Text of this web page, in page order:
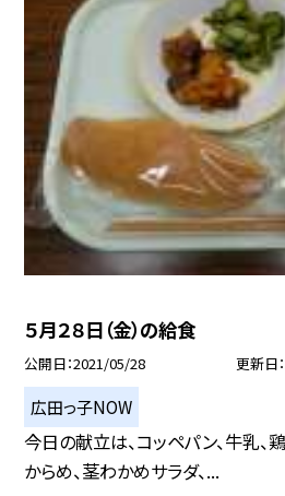
５月２８日（金）の給食
公開日 2021/05/28 更新日
広田っ子NOW
今日の献立は、コッペパン、牛乳、
からめ、茎わかめサラダ、...